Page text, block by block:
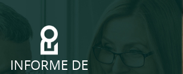
INFORME DE